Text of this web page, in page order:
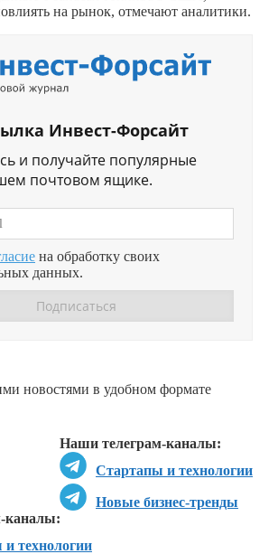
на рынок, отмечают аналитики.
Инвест-Форсайт
и получайте популярные
почтовом ящике.
на обработку своих
данных.
новостями в удобном формате
Наши телеграм-каналы:
Стартапы и технологии
Новые бизнес-тренды
каналы:
технологии